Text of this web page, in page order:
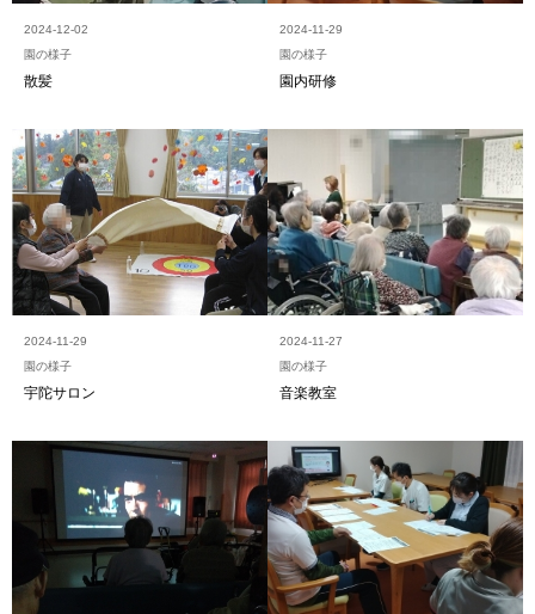
2024-12-02
園の様子
散髪
2024-11-29
園の様子
園内研修
2024-11-29
園の様子
宇陀サロン
2024-11-27
園の様子
音楽教室